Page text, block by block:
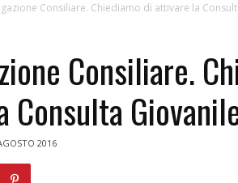
Consiliare. Chiediamo di attivare la
Consiliare.
Consulta
2016